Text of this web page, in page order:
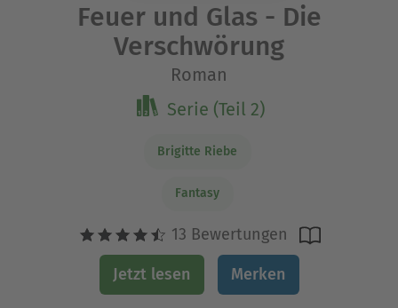
Feuer und Glas - Die
Verschwörung
Roman
Serie (Teil 2)
Brigitte Riebe
Fantasy
13 Bewertungen
Jetzt lesen Merken